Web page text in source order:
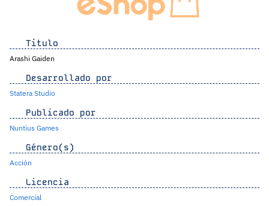
Título
Arashi Gaiden
Desarrollado por
Statera Studio
Publicado por
Nuntius Games
Género(s)
Acción
Licencia
Comercial